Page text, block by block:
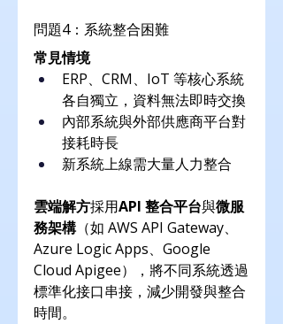
問題4：系統整合困難
常見情境
ERP、CRM、IoT 等核心系統
各自獨立，資料無法即時交換
內部系統與外部供應商平台對
接耗時長
新系統上線需大量人力整合
雲端解方採用API 整合平台與微服
務架構（如 AWS API Gateway、
Azure Logic Apps、Google
Cloud Apigee），將不同系統透過
標準化接口串接，減少開發與整合
時間。